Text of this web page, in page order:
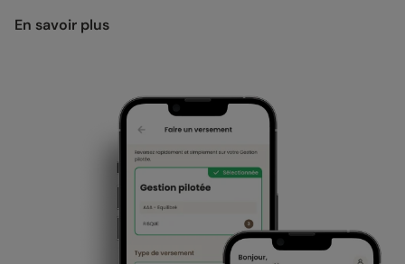
En savoir plus